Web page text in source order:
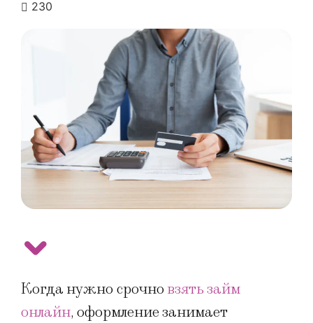
230
Когда нужно срочно взять займ
онлайн, оформление занимает